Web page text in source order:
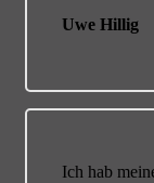
Uwe Hillig
Ich hab